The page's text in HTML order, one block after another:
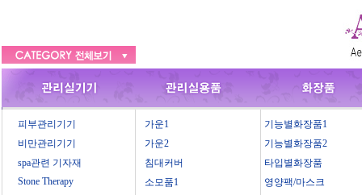
피부관리기기
비만관리기기
spa관련 기자재
Stone Therapy
가운1
가운2
침대커버
소모품1
기능별화장품1
기능별화장품2
타입별화장품
영양팩/마스크